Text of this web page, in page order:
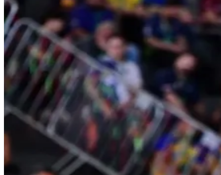
Fortaleza